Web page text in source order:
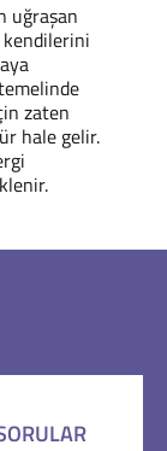
uğraşan
zaten
hale gelir.